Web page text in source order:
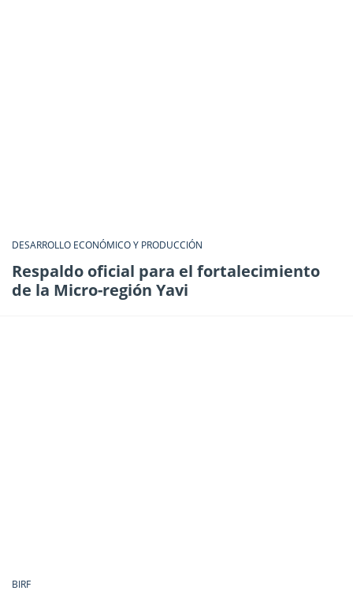
DESARROLLO ECONÓMICO Y PRODUCCIÓN
Respaldo oficial para el fortalecimiento
de la Micro-región Yavi
BIRF